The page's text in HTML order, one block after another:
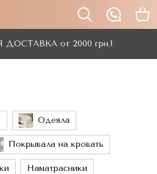
ДОСТАВКА от 2000 грн.!
Одеяла
Покрывала на кровать
Наматрасники